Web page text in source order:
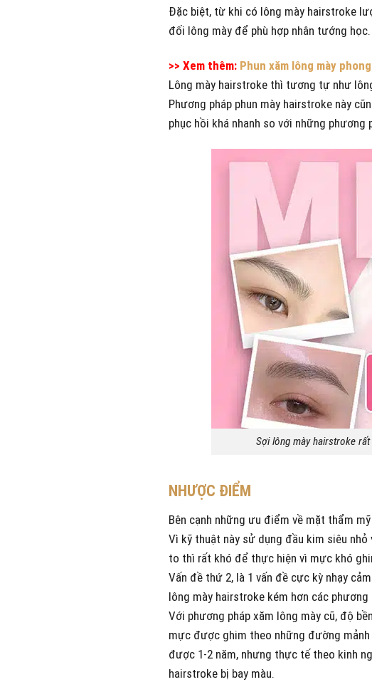
Đặc biệt, từ khi có lông mày hairstroke
đối lông mày để phù hợp nhân tướng học.
>> Xem thêm: Phun xăm lông mày
Lông mày hairstroke thì tương tự như
Phương pháp phun mày hairstroke này
phục hồi khá nhanh so với những phương
Sợi lông mày hairstroke
NHƯỢC ĐIỂM
Bên cạnh những ưu điểm về mặt thẩm
Vì kỹ thuật này sử dụng đầu kim siêu
to thì rất khó để thực hiện vì mực khó
Vấn đề thứ 2, là 1 vấn đề cực kỳ nhạy
lông mày hairstroke kém hơn các phương
Với phương pháp xăm lông mày cũ, độ
mực được ghim theo những đường mảnh
được 1-2 năm, nhưng thực tế theo kinh
hairstroke bị bay màu.